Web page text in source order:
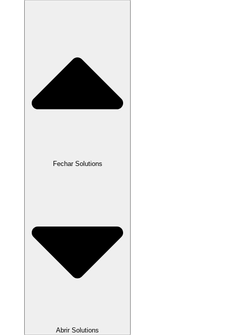
Fechar Solutions
Abrir Solutions